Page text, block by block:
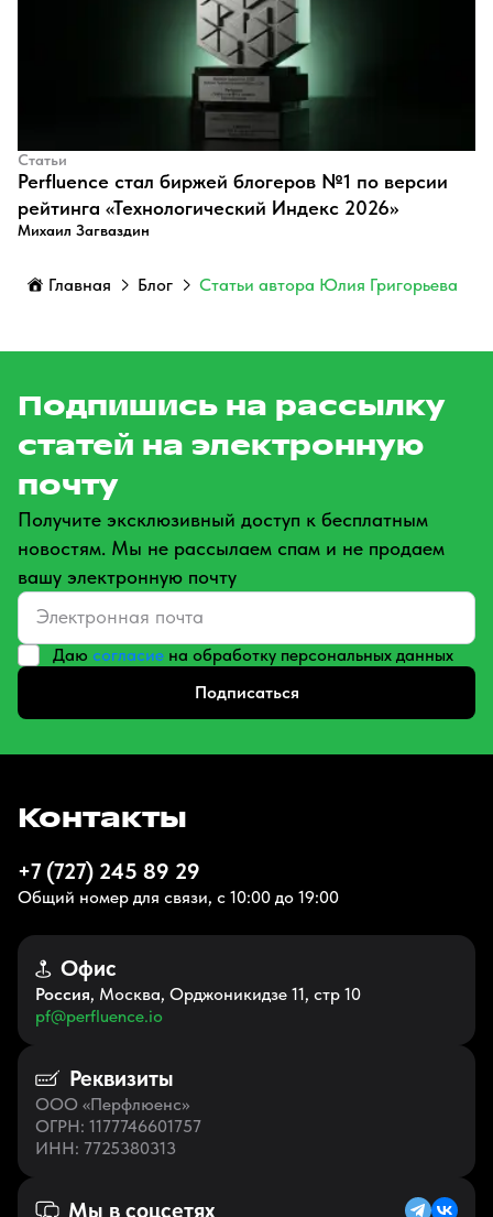
Статьи
Perfluence стал биржей блогеров №1 по версии
рейтинга «Технологический Индекс 2026»
Михаил Загваздин
Главная Блог Статьи автора Юлия Григорьева
Подпишись на рассылку
статей на электронную
почту
Получите эксклюзивный доступ к бесплатным
новостям. Мы не рассылаем спам и не продаем
вашу электронную почту
Даю согласие на обработку персональных данных
Подписаться
Контакты
+7 (727) 245 89 29
Общий номер для связи, с 10:00 до 19:00
Офис
Россия, Москва, Орджоникидзе 11, стр 10
pf@perfluence.io
Реквизиты
ООО «Перфлюенс»
ОГРН: 1177746601757
ИНН: 7725380313
Мы в соцсетях